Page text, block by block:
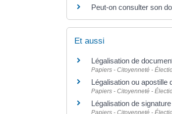
Peut-on consulter son
Et aussi
Légalisation de
Papiers - Citoyenneté -
Légalisation ou apostille
Papiers - Citoyenneté -
Légalisation de signature
Papiers - Citoyenneté -